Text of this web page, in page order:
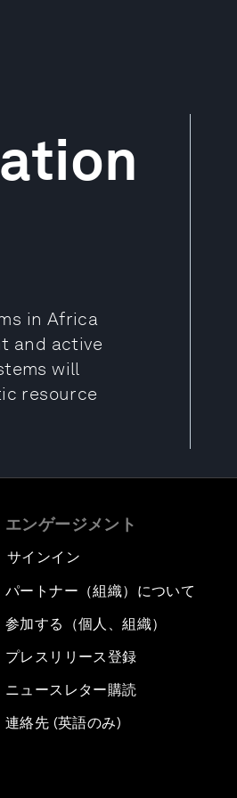
in Africa
and active
will
resource
エンゲージメント
サインイン
パートナー（組織）について
参加する（個人、組織）
プレスリリース登録
ニュースレター購読
連絡先 (英語のみ)